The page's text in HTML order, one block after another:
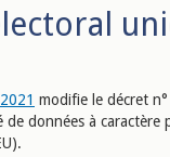
modifie le décret
données à caractère